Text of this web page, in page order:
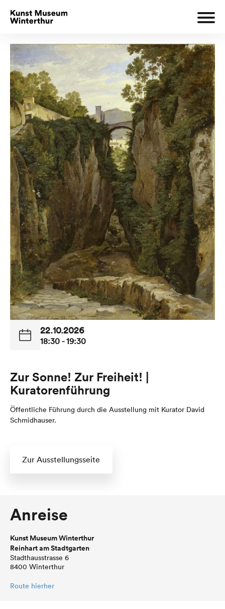
22.10.2026
18:30 - 19:30
Zur Sonne! Zur Freiheit! |
Kuratorenführung
Öffentliche Führung durch die Ausstellung mit Kurator David
Schmidhauser.
Zur Ausstellungsseite
Anreise
Kunst Museum Winterthur
Reinhart am Stadtgarten
Stadthausstrasse 6
8400 Winterthur
Route hierher